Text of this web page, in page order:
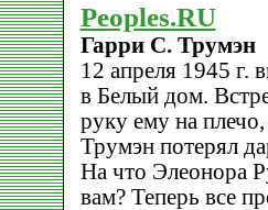
Peoples.RU
Гарри С. Трумэн
12 апреля 1945 г.
в Белый дом.
руку ему на
Трумэн потерял
На что Элеонора
вам? Теперь все